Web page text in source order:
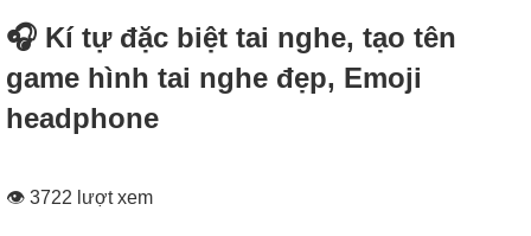
🎧 Kí tự đặc biệt tai nghe, tạo tên
game hình tai nghe đẹp, Emoji
headphone
👁 3722 lượt xem